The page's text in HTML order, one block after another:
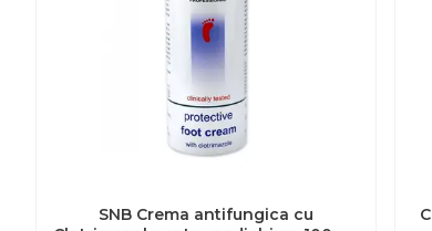
SNB Crema antifungica cu